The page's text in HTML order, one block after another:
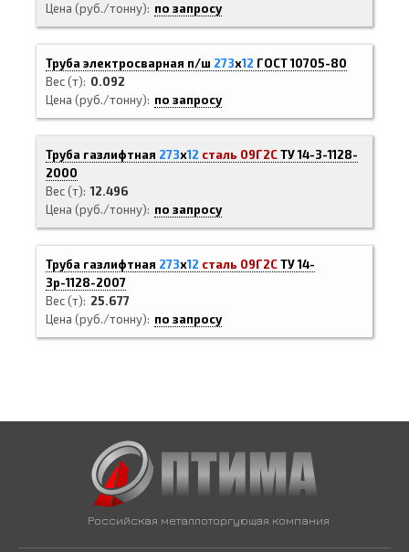
Цена (руб./тонну)
по запросу
Труба электросварная п/ш 273х12 ГОСТ 10705-80
Вес (т)
0.092
Цена (руб./тонну)
по запросу
Труба газлифтная 273х12 сталь 09Г2СТУ 14-3-1128-
2000
Вес (т) 12.496
Цена (руб./тонну)
по запросу
Труба газлифтная 273х12 сталь 09Г2СТУ 14-
3р-1128-2007
Вес (т)
25.677
Цена (руб./тонну)
по запросу
Российская металлоторгующая компания